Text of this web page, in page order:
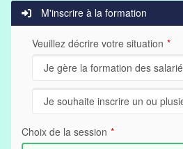
M'inscrire à la formation
Veuillez décrire votre situation
Choix de la session